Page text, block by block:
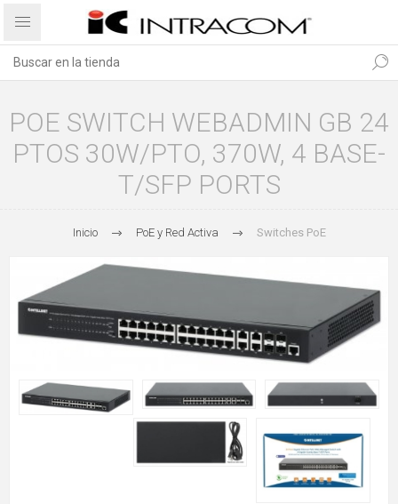
POE SWITCH WEBADMIN GB 24
PTOS 30W/PTO, 370W, 4 BASE-
T/SFP PORTS
Inicio PoE y Red Activa Switches PoE